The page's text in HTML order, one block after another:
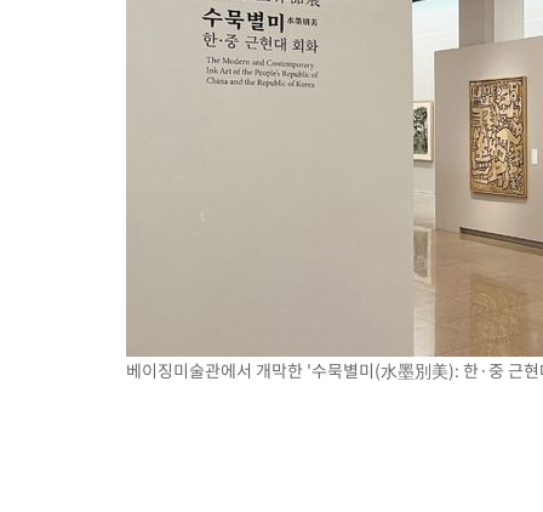
베이징미술관에서 개막한 '수묵별미(水墨別美): 한·중 근